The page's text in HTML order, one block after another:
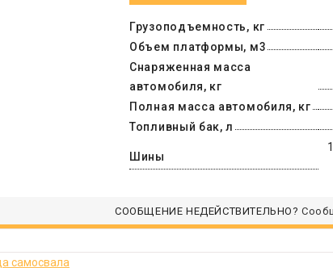
Грузоподъемность, кг
Объем платформы, м3
Снаряженная масса
автомобиля, кг
Полная масса автомобиля, кг
Топливный бак, л
Шины
СООБЩЕНИЕ НЕДЕЙСТВИТЕЛЬНО?